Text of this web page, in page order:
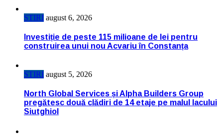
STIRI august 6, 2026
Investiție de peste 115 milioane de lei pentru
construirea unui nou Acvariu în Constanța
STIRI august 5, 2026
North Global Services și Alpha Builders Group
pregătesc două clădiri de 14 etaje pe malul lacului
Siutghiol